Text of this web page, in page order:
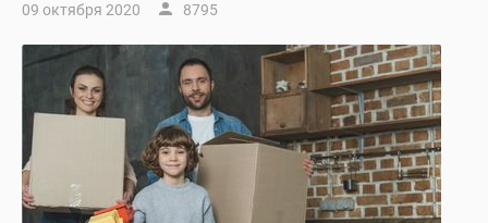
09 октября 2020 8795